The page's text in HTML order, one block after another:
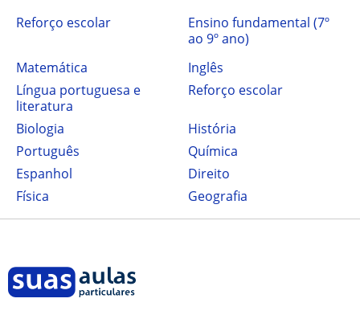
Reforço escolar
ensino fundamental (7º
ao 9º ano)
Matemática
Inglês
Língua portuguesa e
literatura
Reforço escolar
Biologia
História
Português
Química
Espanhol
Direito
Física
Geografia